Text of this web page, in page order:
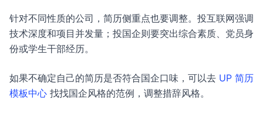
针对不同性质的公司，简历侧重点也要调整。投互联网强调
技术深度和项目并发量；投国企则要突出综合素质、党员身
份或学生干部经历。
如果不确定自己的简历是否符合国企口味，可以去 UP 简历
模板中心 找找国企风格的范例，调整措辞风格。